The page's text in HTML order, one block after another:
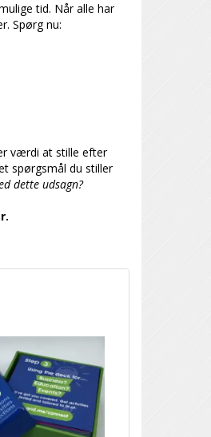
tid. Når alle har
Spørg nu:
værdi at stille efter
spørgsmål du stiller
dette udsagn?